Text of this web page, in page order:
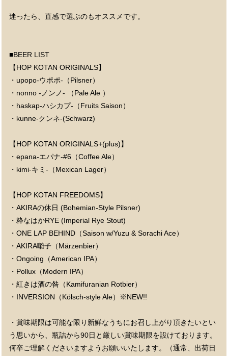
迷ったら、直感で選ぶのもオススメです。
■BEER LIST
【HOP KOTAN ORIGINALS】
・upopo-ウポポ-（Pilsner）
・nonno -ノンノ- （Pale Ale ）
・haskap-ハシカプ-（Fruits Saison）
・kunne-クンネ-(Schwarz)
【HOP KOTAN ORIGINALS+(plus)】
・epana-エパナ-#6（Coffee Ale）
・kimi-キミ-（Mexican Lager）
【HOP KOTAN FREEDOMS】
・AKIRAの休日 (Bohemian-Style Pilsner)
・粋なはかRYE (Imperial Rye Stout)
・ONE LAP BEHIND（Saison w/Yuzu & Sorachi Ace）
・AKIRA囃子（Märzenbier）
・Ongoing（American IPA）
・Pollux（Modern IPA）
・紅きは酒の咎（Kamifuranian Rotbier）
・INVERSION（Kölsch-style Ale）※NEW!!
・賞味期限は可能な限り新鮮なうちにお召し上がり頂きたいとい
う思いから、瓶詰から90日と厳しい賞味期限を設けております。
何卒ご理解くださいますようお願いいたします。（通常、出荷日